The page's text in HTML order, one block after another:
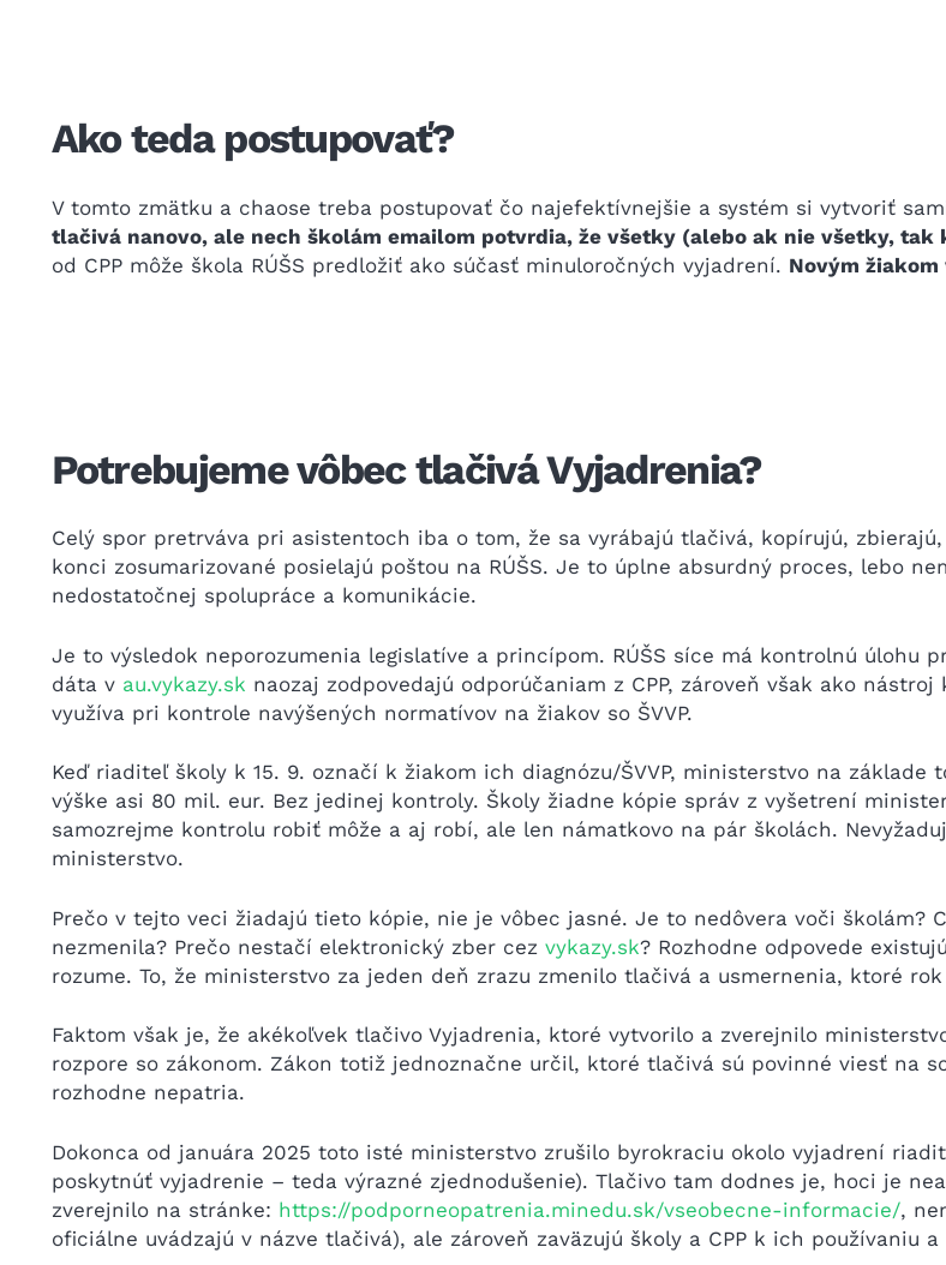
Ako teda postupovať?
V tomto zmätku a chaose treba postupovať čo najefektívnejšie a systém si vytvoriť
tlačivá nanovo, ale nech školám emailom potvrdia, že všetky (alebo ak nie všetky,
od CPP môže škola RÚŠS predložiť ako súčasť minuloročných vyjadrení. Novým
Potrebujeme vôbec tlačivá Vyjadrenia?
Celý spor pretrváva pri asistentoch iba o tom, že sa vyrábajú tlačivá, kopírujú,
konci zosumarizované posielajú poštou na RÚŠS. Je to úplne absurdný proces, lebo
nedostatočnej spolupráce a komunikácie.
Je to výsledok neporozumenia legislatíve a princípom. RÚŠS síce má kontrolnú úlohu
dáta v au.vykazy.sk naozaj zodpovedajú odporúčaniam z CPP, zároveň však ako
využíva pri kontrole navýšených normatívov na žiakov so ŠVVP.
Keď riaditeľ školy k 15. 9. označí k žiakom ich diagnózu/ŠVVP, ministerstvo na
výške asi 80 mil. eur. Bez jedinej kontroly. Školy žiadne kópie správ z vyšetrení
samozrejme kontrolu robiť môže a aj robí, ale len námatkovo na pár školách.
ministerstvo.
Prečo v tejto veci žiadajú tieto kópie, nie je vôbec jasné. Je to nedôvera voči školám?
nezmenila? Prečo nestačí elektronický zber cez vykazy.sk? Rozhodne odpovede
rozume. To, že ministerstvo za jeden deň zrazu zmenilo tlačivá a usmernenia, ktoré
Faktom však je, že akékoľvek tlačivo Vyjadrenia, ktoré vytvorilo a zverejnilo
rozpore so zákonom. Zákon totiž jednoznačne určil, ktoré tlačivá sú povinné viesť na
rozhodne nepatria.
Dokonca od januára 2025 toto isté ministerstvo zrušilo byrokraciu okolo vyjadrení
poskytnúť vyjadrenie – teda výrazné zjednodušenie). Tlačivo tam dodnes je, hoci je
zverejnilo na stránke: https://podporneopatrenia.minedu.sk/vseobecne-informacie/,
oficiálne uvádzajú v názve tlačivá), ale zároveň zaväzujú školy a CPP k ich používaniu a